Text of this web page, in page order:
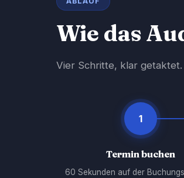
Wie das
Vier Schritte, klar getaktet.
1
Termin buchen
60 Sekunden auf der